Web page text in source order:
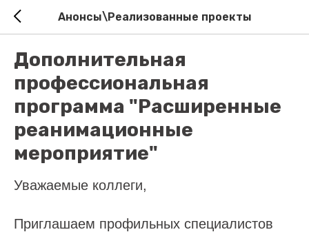
Анонсы\Реализованные проекты
Дополнительная
профессиональная
программа "Расширенные
реанимационные
мероприятие"
Уважаемые коллеги,
Приглашаем профильных специалистов